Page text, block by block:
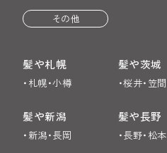
その他
髪や札幌
・札幌・小樽
髪や茨城
・桜井・笠間
髪や新潟
・新潟・長岡
髪や長野
・長野・松本